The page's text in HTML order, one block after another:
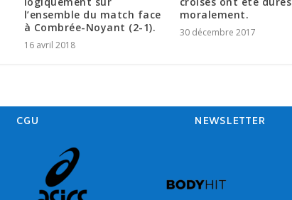
l’ensemble du match face
à Combrée-Noyant (2-1).
16 avril 2018
moralement.
30 décembre 2017
CGU NEWSLETTER